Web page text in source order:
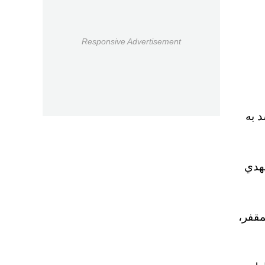
به
Responsive Advertisement